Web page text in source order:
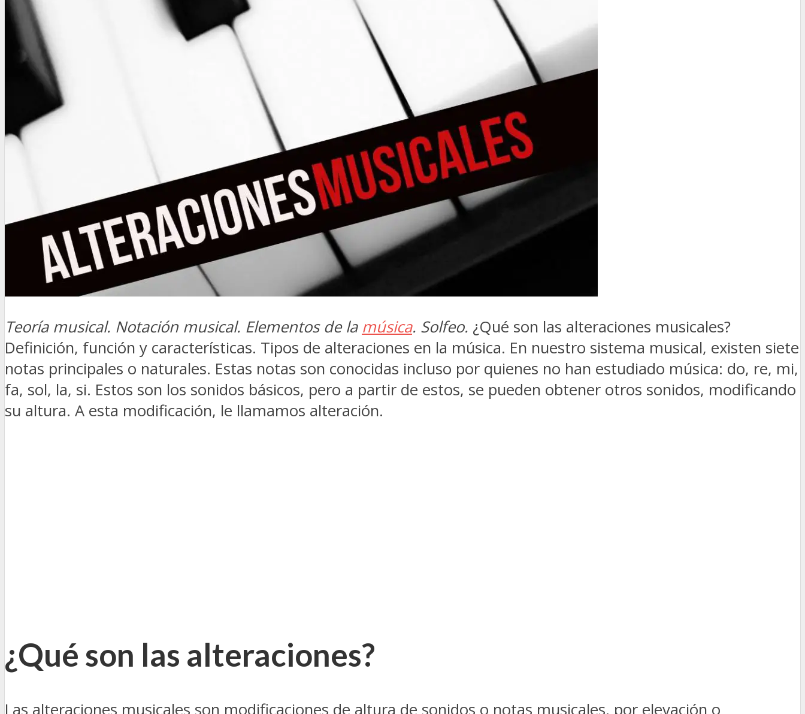
Teoría musical. Notación musical. Elementos de la música. Solfeo. ¿Qué son las alteraciones musicales?
Definición, función y características. Tipos de alteraciones en la música. En nuestro sistema musical, existen siete
notas principales o naturales. Estas notas son conocidas incluso por quienes no han estudiado música: do, re, mi,
fa, sol, la, si. Estos son los sonidos básicos, pero a partir de estos, se pueden obtener otros sonidos, modificando
su altura. A esta modificación, le llamamos alteración.
¿Qué son las alteraciones?
Las alteraciones musicales son modificaciones de altura de sonidos o notas musicales, por elevación o